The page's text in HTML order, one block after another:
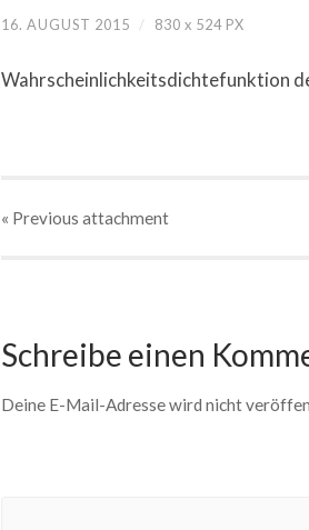
16. AUGUST 2015 / 830 x 524 PX
Wahrscheinlichkeitsdichtefunktion
« Previous attachment
Schreibe einen
Deine E-Mail-Adresse wird nicht